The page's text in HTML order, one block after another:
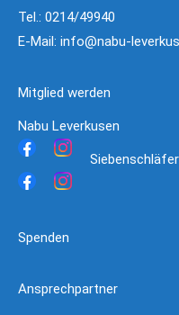
Tel.: 0214/49940
E-Mail: info@nabu-
Mitglied werden
Nabu Leverkusen
Siebenschläfer
Spenden
Ansprechpartner